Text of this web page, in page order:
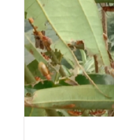
Blog
Loài bọ